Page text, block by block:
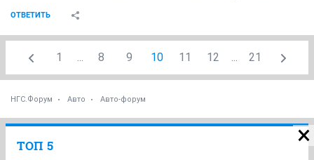
ОТВЕТИТЬ
1 ... 8 9 10 11 12 ... 21
НГС.Форум Авто Авто-форум
ТОП 5